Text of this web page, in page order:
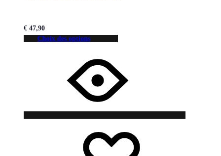
€ 47,90
Choix des options